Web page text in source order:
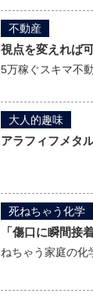
不動産
視点を変えれば
5万稼ぐスキマ不
大人的趣味
アラフィフメタ
死ねちゃう化学
「傷口に瞬間接
ねちゃう家庭の化